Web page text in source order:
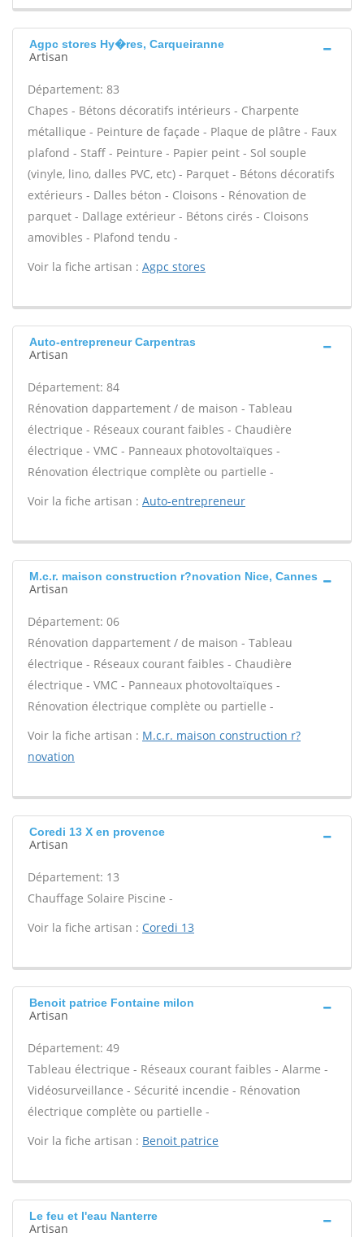
Agpc stores Hy�res, Carqueiranne
Artisan
Département: 83
Chapes - Bétons décoratifs intérieurs - Charpente
métallique - Peinture de façade - Plaque de plâtre - Faux
plafond - Staff - Peinture - Papier peint - Sol souple
(vinyle, lino, dalles PVC, etc) - Parquet - Bétons décoratifs
extérieurs - Dalles béton - Cloisons - Rénovation de
parquet - Dallage extérieur - Bétons cirés - Cloisons
amovibles - Plafond tendu -
Voir la fiche artisan : Agpc stores
Auto-entrepreneur Carpentras
Artisan
Département: 84
Rénovation dappartement / de maison - Tableau
électrique - Réseaux courant faibles - Chaudière
électrique - VMC - Panneaux photovoltaïques -
Rénovation électrique complète ou partielle -
Voir la fiche artisan : Auto-entrepreneur
M.c.r. maison construction r?novation Nice, Cannes
Artisan
Département: 06
Rénovation dappartement / de maison - Tableau
électrique - Réseaux courant faibles - Chaudière
électrique - VMC - Panneaux photovoltaïques -
Rénovation électrique complète ou partielle -
Voir la fiche artisan : M.c.r. maison construction r?
novation
Coredi 13 X en provence
Artisan
Département: 13
Chauffage Solaire Piscine -
Voir la fiche artisan : Coredi 13
Benoit patrice Fontaine milon
Artisan
Département: 49
Tableau électrique - Réseaux courant faibles - Alarme -
Vidéosurveillance - Sécurité incendie - Rénovation
électrique complète ou partielle -
Voir la fiche artisan : Benoit patrice
Le feu et l'eau Nanterre
Artisan